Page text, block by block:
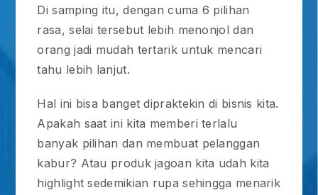
Di samping itu, dengan cuma 6 pilihan
rasa, selai tersebut lebih menonjol dan
orang jadi mudah tertarik untuk mencari
tahu lebih lanjut.
Hal ini bisa banget dipraktekin di bisnis kita.
Apakah saat ini kita memberi terlalu
banyak pilihan dan membuat pelanggan
kabur? Atau produk jagoan kita udah kita
highlight sedemikian rupa sehingga menarik